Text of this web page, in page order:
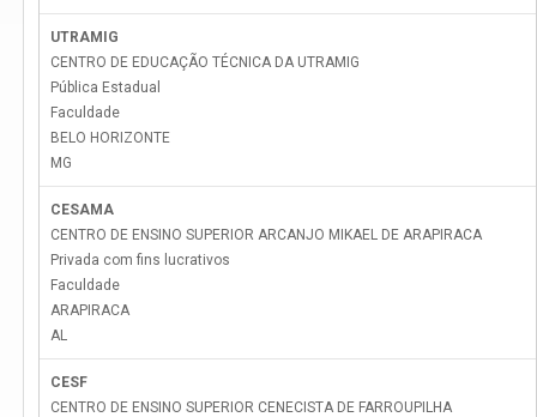
UTRAMIG
CENTRO DE EDUCAÇÃO TÉCNICA DA UTRAMIG
Pública Estadual
Faculdade
BELO HORIZONTE
MG
CESAMA
CENTRO DE ENSINO SUPERIOR ARCANJO MIKAEL DE ARAPIRACA
Privada com fins lucrativos
Faculdade
ARAPIRACA
AL
CESF
CENTRO DE ENSINO SUPERIOR CENECISTA DE FARROUPILHA